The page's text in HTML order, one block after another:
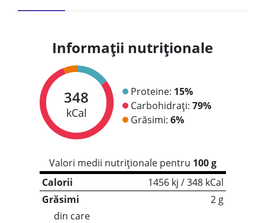
Informații nutriționale
348
kCal
Proteine: 15%
Carbohidrați: 79%
Grăsimi: 6%
Valori medii nutriționale pentru 100 g
Calorii
1456 kj / 348 kCal
Grăsimi
2 g
din care